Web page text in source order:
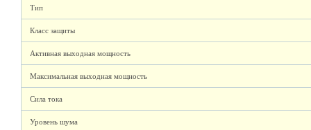
Тип
Класс защиты
Активная выходная мощность
Максимальная выходная мощность
Сила тока
Уровень шума